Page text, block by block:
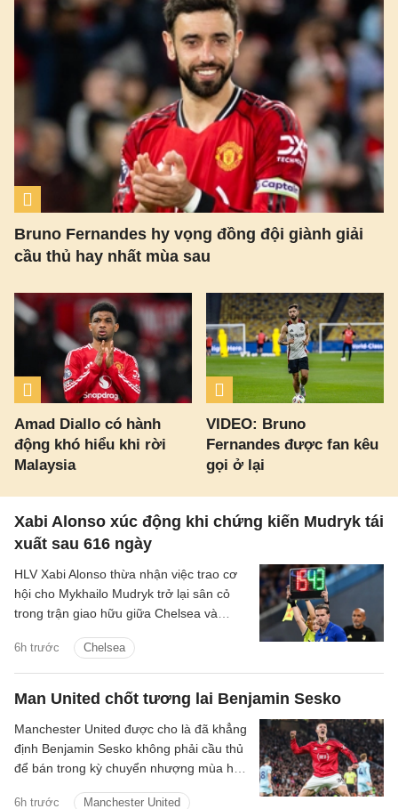
Bruno Fernandes hy vọng đồng đội giành giải
cầu thủ hay nhất mùa sau
Amad Diallo có hành
động khó hiểu khi rời
Malaysia
VIDEO: Bruno
Fernandes được fan kêu
gọi ở lại
Xabi Alonso xúc động khi chứng kiến Mudryk tái
xuất sau 616 ngày
6h trước Chelsea
HLV Xabi Alonso thừa nhận việc trao cơ
hội cho Mykhailo Mudryk trở lại sân cỏ
trong trận giao hữu giữa Chelsea và
xúc đối với toàn đội.
Man United chốt tương lai Benjamin Sesko
6h trước Manchester United
Manchester United được cho là đã khẳng
định Benjamin Sesko không phải cầu thủ
để bán trong kỳ chuyển nhượng mùa hè